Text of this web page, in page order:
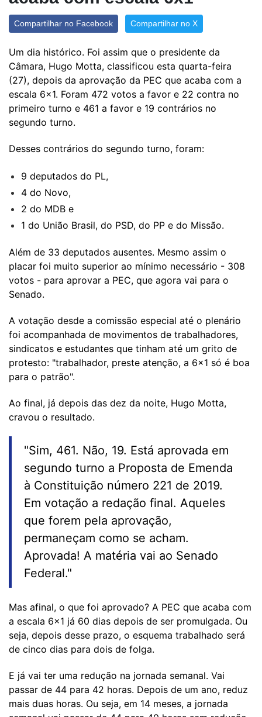
Compartilhar no Facebook Compartilhar no X
Um dia histórico. Foi assim que o presidente da
Câmara, Hugo Motta, classificou esta quarta-feira
(27), depois da aprovação da PEC que acaba com a
escala 6x1. Foram 472 votos a favor e 22 contra no
primeiro turno e 461 a favor e 19 contrários no
segundo turno.
Desses contrários do segundo turno, foram:
9 deputados do PL,
4 do Novo,
2 do MDB e
1 do União Brasil, do PSD, do PP e do Missão.
Além de 33 deputados ausentes. Mesmo assim o
placar foi muito superior ao mínimo necessário - 308
votos - para aprovar a PEC, que agora vai para o
Senado.
A votação desde a comissão especial até o plenário
foi acompanhada de movimentos de trabalhadores,
sindicatos e estudantes que tinham até um grito de
protesto: "trabalhador, preste atenção, a 6x1 só é boa
para o patrão".
Ao final, já depois das dez da noite, Hugo Motta,
cravou o resultado.
"Sim, 461. Não, 19. Está aprovada em
segundo turno a Proposta de Emenda
à Constituição número 221 de 2019.
Em votação a redação final. Aqueles
que forem pela aprovação,
permaneçam como se acham.
Aprovada! A matéria vai ao Senado
Federal."
Mas afinal, o que foi aprovado? A PEC que acaba com
a escala 6x1 já 60 dias depois de ser promulgada. Ou
seja, depois desse prazo, o esquema trabalhado será
de cinco dias para dois de folga.
E já vai ter uma redução na jornada semanal. Vai
passar de 44 para 42 horas. Depois de um ano, reduz
mais duas horas. Ou seja, em 14 meses, a jornada